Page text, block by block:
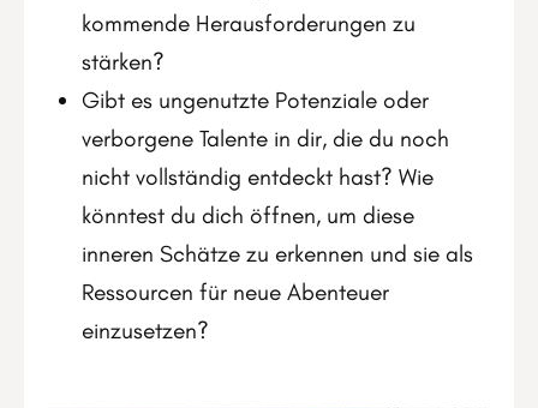
kommende Herausforderungen zu
stärken?
Gibt es ungenutzte Potenziale oder
verborgene Talente in dir, die du noch
nicht vollständig entdeckt hast? Wie
könntest du dich öffnen, um diese
inneren Schätze zu erkennen und sie als
Ressourcen für neue Abenteuer
einzusetzen?